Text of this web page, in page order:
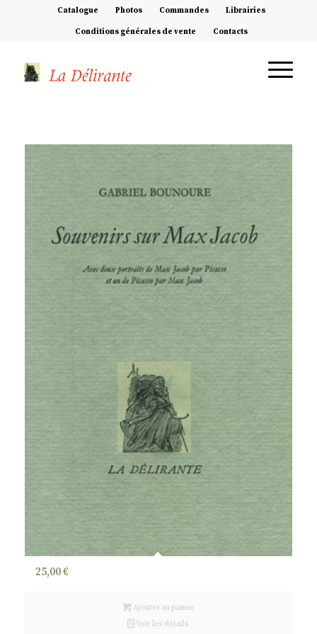
Catalogue Photos Commandes Librairies
Conditions générales de vente Contacts
25,00€
Ajouter au panier
Voir les détails